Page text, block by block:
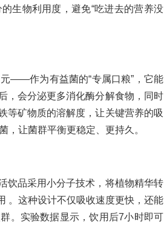
生物利用度，避免“吃进去的营养没
——作为有益菌的“专属口粮”，它能
，会分泌更多消化酶分解食物，同时
等矿物质的溶解度，让关键营养的吸
，让菌群平衡更稳定、更持久。
饮品采用小分子技术，将植物精华转
。这种设计不仅吸收速度更快，还能
。实验数据显示，饮用后7小时即可